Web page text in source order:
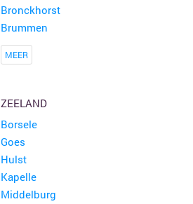
Bronckhorst
Brummen
MEER
ZEELAND
Borsele
Goes
Hulst
Kapelle
Middelburg